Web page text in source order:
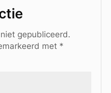
gepubliceerd.
met *